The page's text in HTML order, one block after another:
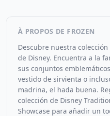
À PROPOS DE FROZEN
Descubre nuestra
de Disney. Encuentra a la
sus conjuntos
vestido de sirvienta o
madrina, el hada buena.
colección de Disney
Showcase para añadir un